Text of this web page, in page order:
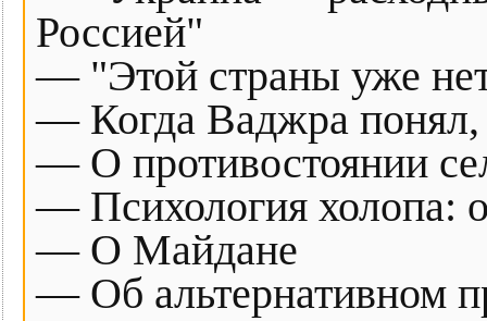
Россией"
— "Этой страны уже
— Когда Ваджра понял,
— О противостоянии
— Психология холопа:
— О Майдане
— Об альтернативном